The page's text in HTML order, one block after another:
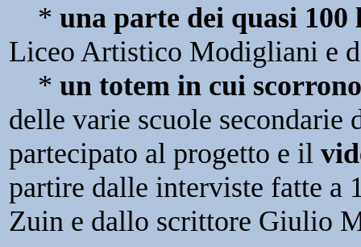
* una parte dei quasi 100
Liceo Artistico Modigliani e
* un totem in cui
delle varie scuole secondarie
partecipato al progetto e il
partire dalle interviste fatte a
Zuin e dallo scrittore Giulio